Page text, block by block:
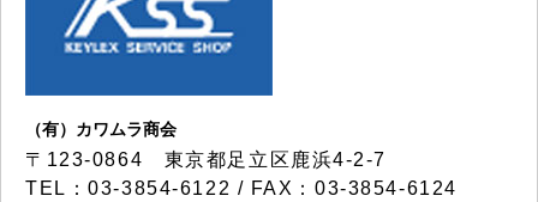
（有）カワムラ商会
〒123-0864 東京都足立区鹿浜4-2-7
TEL：03-3854-6122 / FAX：03-3854-6124